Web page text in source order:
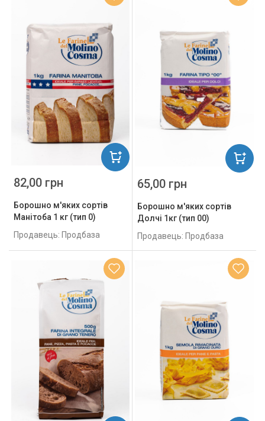
Борошно м'яких сортів
Манітоба 1 кг (тип 0)
Продавець: Продбаза
82,00 грн
Борошно м'яких сортів
Долчі 1кг (тип 00)
Продавець: Продбаза
65,00 грн